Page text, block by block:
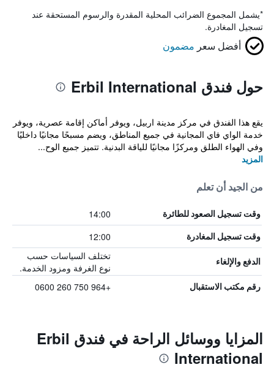
*يشمل المجموع الضرائب المحلية المقدرة والرسوم المستحقة عند
تسجيل المغادرة.
أفضل سعر مضمون
حول فندق Erbil International
يقع هذا الفندق في مركز مدينة اربيل، ويوفر أماكن إقامة عصرية، ويوفر
خدمة الواي فاي المجانية في جميع المناطق، ويضم مسبحًا مجانيًا داخليًا
وفي الهواء الطلق ومركزًا مجانيًا للياقة البدنية. تتميز جميع الوح...
المزيد
من الجيد أن تعلم
وقت تسجيل الصعود للطائرة 14:00
وقت تسجيل المغادرة 12:00
الدفع والإلغاء
تختلف السياسات حسب
نوع الغرفة ومزود الخدمة.
رقم مكتب الاستقبال +964 750 260 0600
المزايا ووسائل الراحة في فندق Erbil
International